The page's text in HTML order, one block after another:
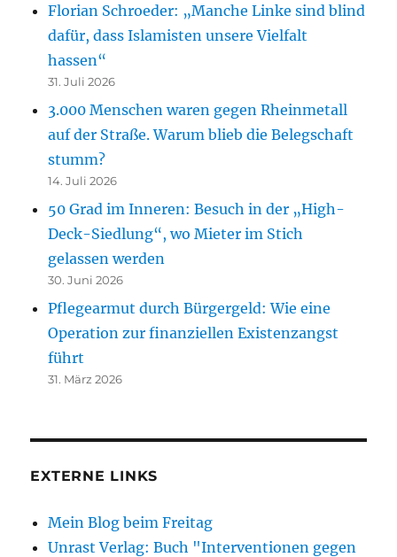
Florian Schroeder: „Manche Linke sind blind
dafür, dass Islamisten unsere Vielfalt
hassen“
31. Juli 2026
3.000 Menschen waren gegen Rheinmetall
auf der Straße. Warum blieb die Belegschaft
stumm?
14. Juli 2026
50 Grad im Inneren: Besuch in der „High-
Deck-Siedlung“, wo Mieter im Stich
gelassen werden
30. Juni 2026
Pflegearmut durch Bürgergeld: Wie eine
Operation zur finanziellen Existenzangst
führt
31. März 2026
EXTERNE LINKS
Mein Blog beim Freitag
Unrast Verlag: Buch "Interventionen gegen